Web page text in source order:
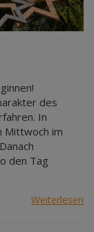
des
In
Mittwoch im
den Tag
Weiterlesen